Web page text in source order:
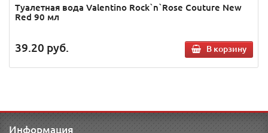
Туалетная вода Valentino Rock`n`Rose Couture New
Red 90 мл
39.20 руб. В корзину
Информация